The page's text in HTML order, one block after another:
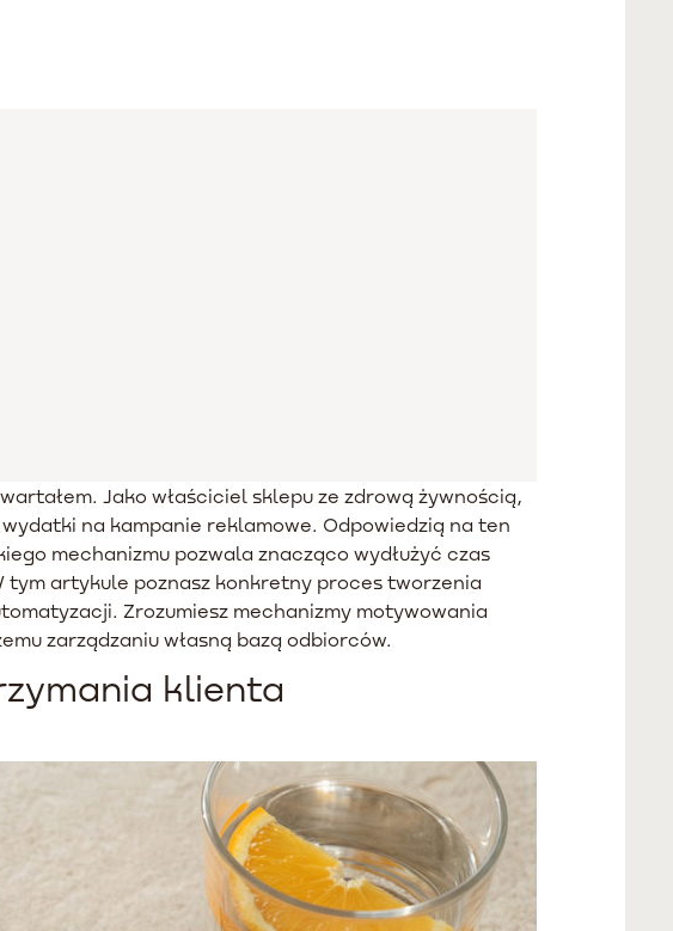
Jako właściciel sklepu ze zdrową żywnością,
na kampanie reklamowe. Odpowiedzią na ten
mechanizmu pozwala znacząco wydłużyć czas
tym artykule poznasz konkretny proces tworzenia
Zrozumiesz mechanizmy motywowania
zarządzaniu własną bazą odbiorców.
klienta